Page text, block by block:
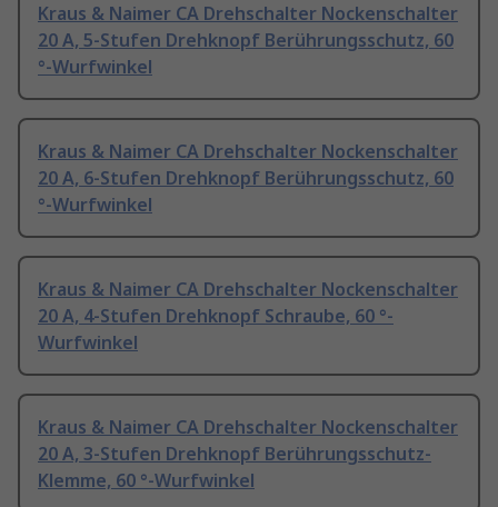
Kraus & Naimer CA Drehschalter Nockenschalter
20 A, 5-Stufen Drehknopf Berührungsschutz, 60
°-Wurfwinkel
Kraus & Naimer CA Drehschalter Nockenschalter
20 A, 6-Stufen Drehknopf Berührungsschutz, 60
°-Wurfwinkel
Kraus & Naimer CA Drehschalter Nockenschalter
20 A, 4-Stufen Drehknopf Schraube, 60 °-
Wurfwinkel
Kraus & Naimer CA Drehschalter Nockenschalter
20 A, 3-Stufen Drehknopf Berührungsschutz-
Klemme, 60 °-Wurfwinkel